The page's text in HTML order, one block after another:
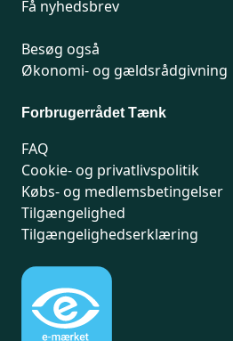
Få nyhedsbrev
Besøg også
Økonomi- og gældsrådgivning
Forbrugerrådet Tænk
FAQ
Cookie- og privatlivspolitik
Købs- og medlemsbetingelser
Tilgængelighed
Tilgængelighedserklæring